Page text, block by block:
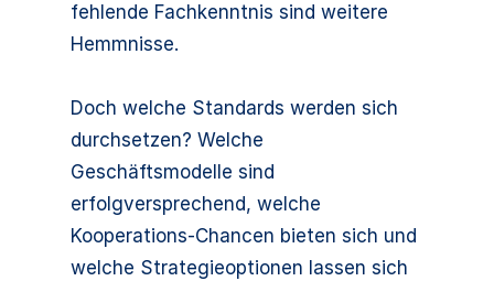
fehlende Fachkenntnis sind weitere
Hemmnisse.
Doch welche Standards werden sich
durchsetzen? Welche
Geschäftsmodelle sind
erfolgversprechend, welche
Kooperations-Chancen bieten sich und
welche Strategieoptionen lassen sich